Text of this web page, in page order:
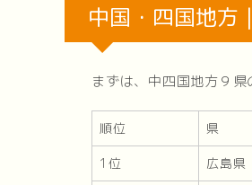
中国・四国地方
まずは、中四国地方９県
順位 県
1位 広島県